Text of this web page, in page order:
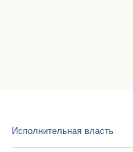
Исполнительная власть